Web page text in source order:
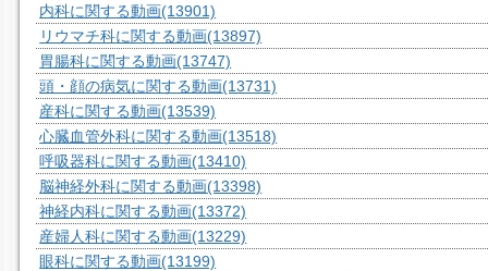
内科に関する動画(13901)
リウマチ科に関する動画(13897)
胃腸科に関する動画(13747)
頭・顔の病気に関する動画(13731)
産科に関する動画(13539)
心臓血管外科に関する動画(13518)
呼吸器科に関する動画(13410)
脳神経外科に関する動画(13398)
神経内科に関する動画(13372)
産婦人科に関する動画(13229)
眼科に関する動画(13199)